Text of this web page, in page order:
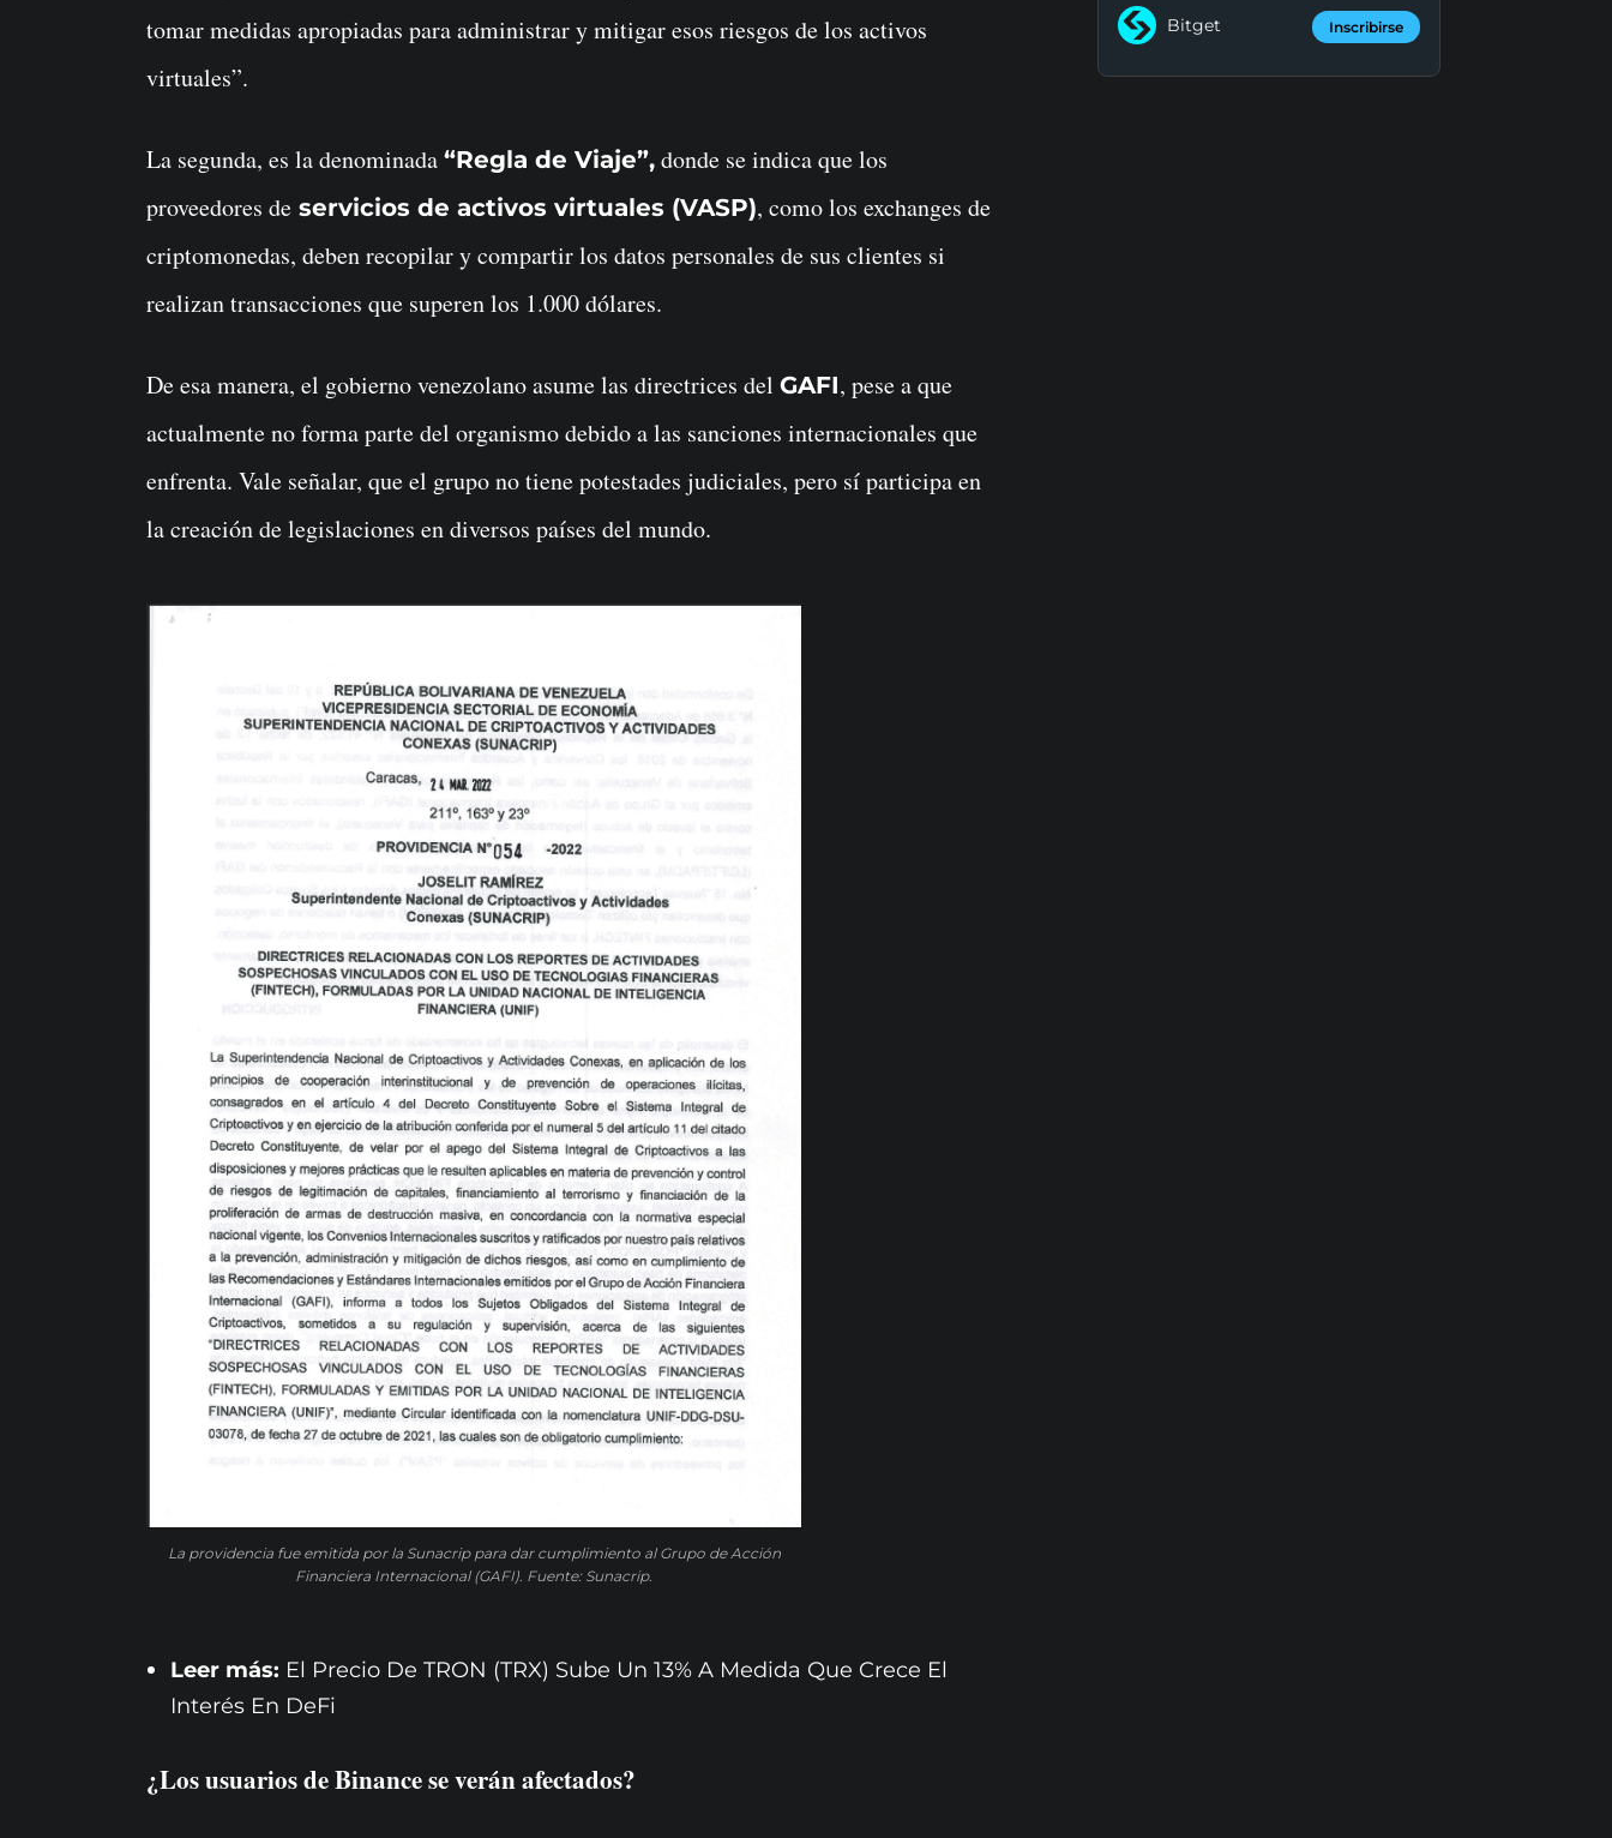
tomar medidas apropiadas para administrar y mitigar esos riesgos de los activos
virtuales”.
La segunda, es la denominada “Regla de Viaje”, donde se indica que los
proveedores de servicios de activos virtuales (VASP), como los exchanges de
criptomonedas, deben recopilar y compartir los datos personales de sus clientes si
realizan transacciones que superen los 1.000 dólares.
De esa manera, el gobierno venezolano asume las directrices del GAFI, pese a que
actualmente no forma parte del organismo debido a las sanciones internacionales que
enfrenta. Vale señalar, que el grupo no tiene potestades judiciales, pero sí participa en
la creación de legislaciones en diversos países del mundo.
La providencia fue emitida por la Sunacrip para dar cumplimiento al Grupo de Acción
Financiera Internacional (GAFI). Fuente: Sunacrip.
Leer más: El Precio De TRON (TRX) Sube Un 13% A Medida Que Crece El
Interés En DeFi
¿Los usuarios de Binance se verán afectados?
Bitget Inscribirse